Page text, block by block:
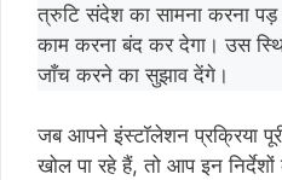
त्रुटि संदेश का सामना करना
काम करना बंद कर देगा। उस
जाँच करने का सुझाव देंगे।
जब आपने इंस्टॉलेशन प्रक्रिया
खोल पा रहे हैं, तो आप इन